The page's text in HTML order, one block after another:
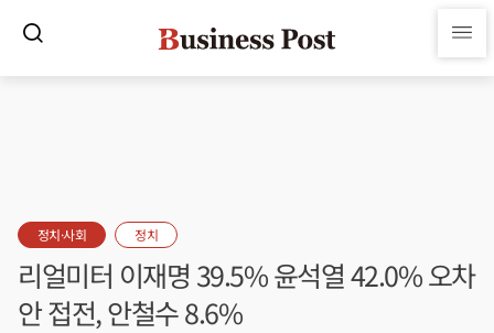
정치·사회 정치
리얼미터 이재명 39.5% 윤석열 42.0% 오차
안 접전, 안철수 8.6%